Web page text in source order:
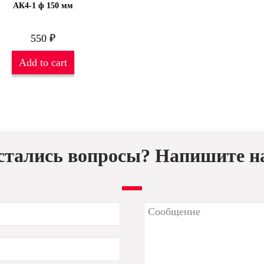
АК4-1 ф 150 мм
550 ₽
Add to cart
вопросы? Напишите